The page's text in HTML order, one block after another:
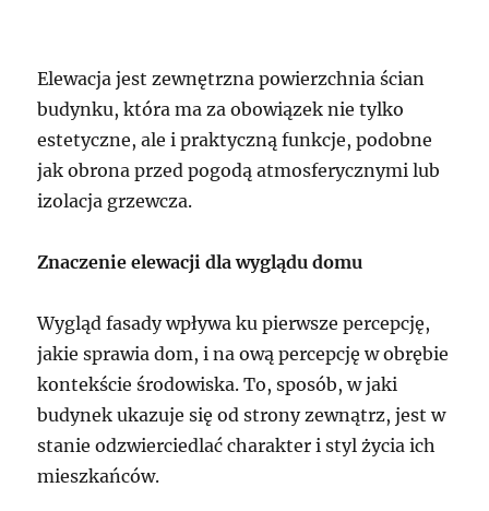
Elewacja jest zewnętrzna powierzchnia ścian
budynku, która ma za obowiązek nie tylko
estetyczne, ale i praktyczną funkcje, podobne
jak obrona przed pogodą atmosferycznymi lub
izolacja grzewcza.
Znaczenie elewacji dla wyglądu domu
Wygląd fasady wpływa ku pierwsze percepcję,
jakie sprawia dom, i na ową percepcję w obrębie
kontekście środowiska. To, sposób, w jaki
budynek ukazuje się od strony zewnątrz, jest w
stanie odzwierciedlać charakter i styl życia ich
mieszkańców.